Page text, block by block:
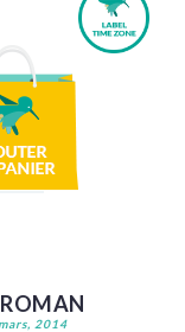
2014